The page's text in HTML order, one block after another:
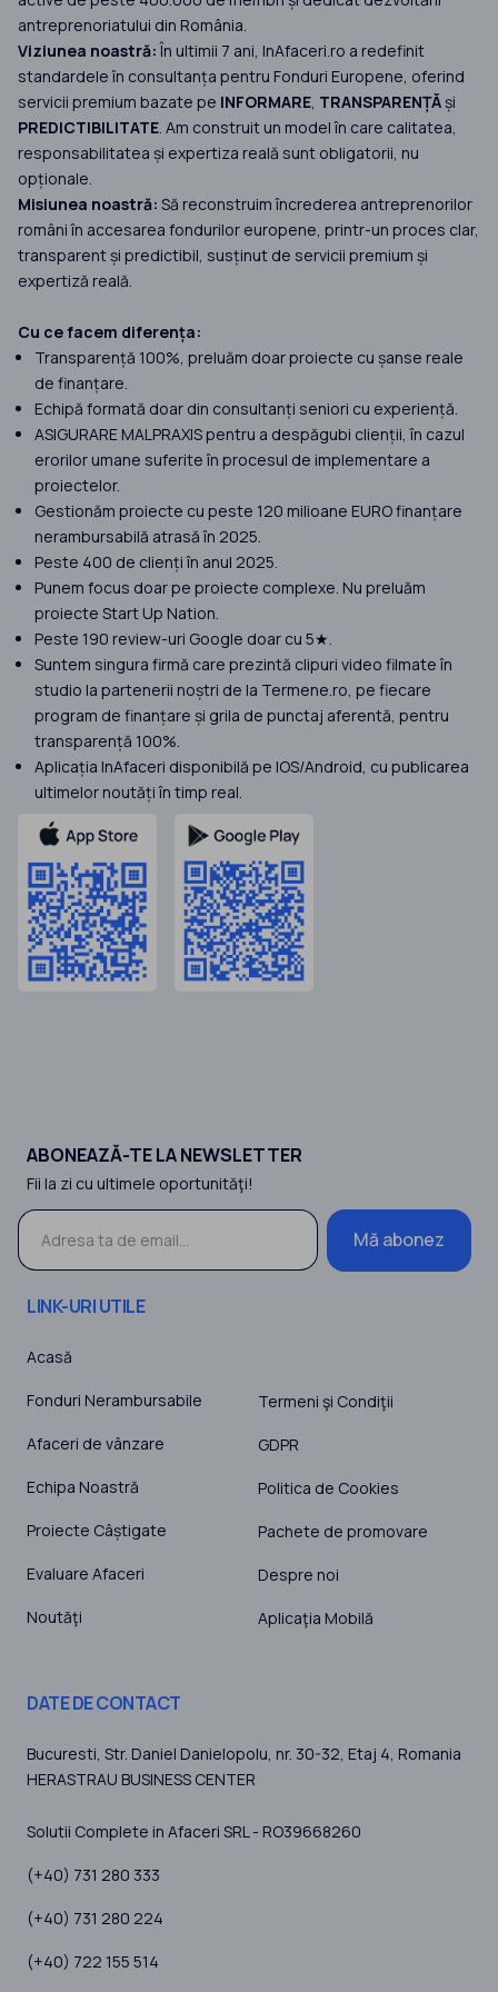
antreprenoriatului din România.
Viziunea noastră:În ultimii 7 ani, InAfaceri.ro a redefinit
standardele în consultanța pentru Fonduri Europene, oferind
servicii premium bazate pe INFORMARE, TRANSPARENȚĂși
PREDICTIBILITATE. Am construit un model în care calitatea,
responsabilitatea și expertiza reală sunt obligatorii, nu
opționale.
Misiunea noastră: Să reconstruim încrederea antreprenorilor
români în accesarea fondurilor europene, printr-un proces clar,
transparent și predictibil, susținut de servicii premium și
expertiză reală.
Cu ce facem diferența:
Transparență 100%, preluăm doar proiecte cu șanse reale
de finanțare.
Echipă formată doar din consultanți seniori cu experiență.
ASIGURARE MALPRAXIS pentru a despăgubi clienții, în cazul
erorilor umane suferite în procesul de implementare a
proiectelor.
Gestionăm proiecte cu peste 120 milioane EURO finanțare
nerambursabilă atrasă în 2025.
Peste 400 de clienți în anul 2025.
Punem focus doar pe proiecte complexe. Nu preluăm
proiecte Start Up Nation.
Peste 190 review-uri Google doar cu 5★.
Suntem singura firmă care prezintă clipuri video filmate în
studio la partenerii noștri de la Termene.ro, pe fiecare
program de finanțare și grila de punctaj aferentă, pentru
transparență 100%.
Aplicația InAfaceri disponibilă pe IOS/Android, cu publicarea
ultimelor noutăți în timp real.
ABONEAZĂ-TE LA NEWSLETTER
Fii la zi cu ultimele oportunităţi!
Mă abonez
LINK-URI UTILE
Acasă
Fonduri Nerambursabile
Afaceri de vânzare
Echipa Noastră
Proiecte Câștigate
Evaluare Afaceri
Noutăţi
Termeni şi Condiţii
GDPR
Politica de Cookies
Pachete de promovare
Despre noi
Aplicaţia Mobilă
DATE DE CONTACT
Bucuresti, Str. Daniel Danielopolu, nr. 30-32, Etaj 4, Romania
HERASTRAU BUSINESS CENTER
Solutii Complete in Afaceri SRL - RO39668260
(+40) 731 280 333
(+40) 731 280 224
(+40) 722 155 514